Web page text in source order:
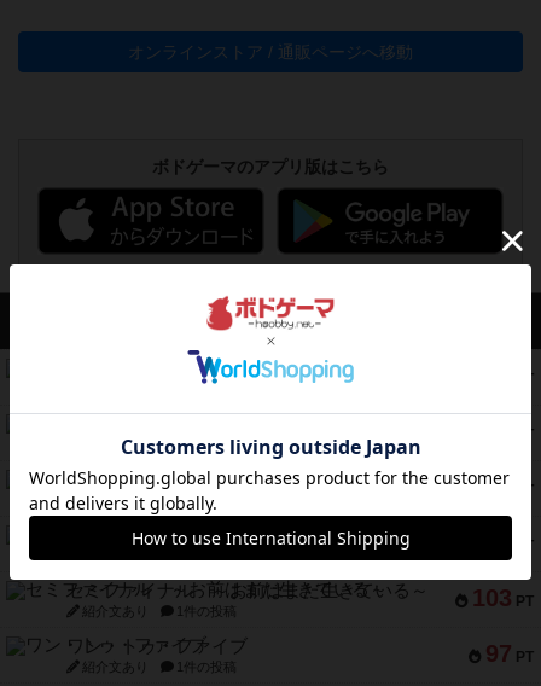
オンラインストア / 通販ページへ移動
ボドゲーマのアプリ版はこちら
アクセス数 急上昇中
PT
無限まちがいさがし
2件の投稿
PT
紹介文なし 2件の投稿
378 PT
アンダー・ザ・テーブラー
紹介文あり 1件の投稿
PT
宵と暁の呪文書
103 PT
セミファイナル ～お前はまだ生きている～
紹介文あり 1件の投稿
97 PT
ワン・トゥ・ファイブ
紹介文あり 1件の投稿